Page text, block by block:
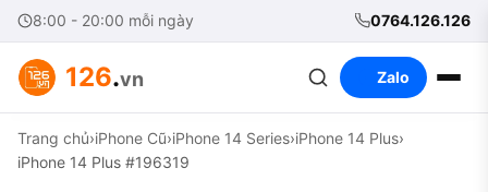
8:00 - 20:00 mỗi ngày 0764.126.126
126.vn Zalo
Trang chủ›iPhone Cũ›iPhone 14 Series›iPhone 14 Plus›
iPhone 14 Plus #196319